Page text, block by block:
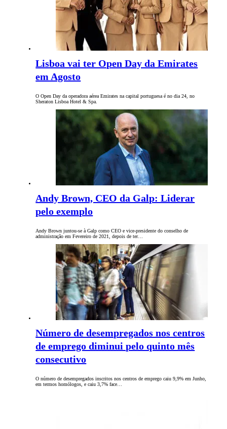
Lisboa vai ter Open Day da Emirates
em Agosto
O Open Day da operadora aérea Emirates na capital portuguesa é no dia 24, no
Sheraton Lisboa Hotel & Spa.
Andy Brown, CEO da Galp: Liderar
pelo exemplo
Andy Brown juntou-se à Galp como CEO e vice-presidente do conselho de
administração em Fevereiro de 2021, depois de ter…
Número de desempregados nos centros
de emprego diminui pelo quinto mês
consecutivo
O número de desempregados inscritos nos centros de emprego caiu 9,9% em Junho,
em termos homólogos, e caiu 3,7% face…